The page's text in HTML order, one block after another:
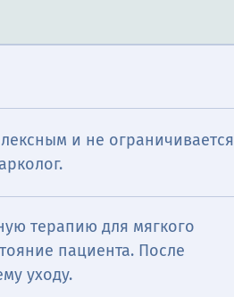
и не ограничивается
терапию для мягкого
пациента. После
уходу.